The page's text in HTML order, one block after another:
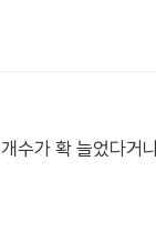
수가 확 늘었다